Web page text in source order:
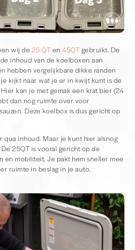
wij de 25 QT en45QT gebruikt. De
inhoud van de koelboxen aan
hebben vergelijkbare dikke randen
kijkt naar wat je er in kwijt kunt is de
kan je met gemak een krat bier (24
dan nog ruimte over voor
Deze koelbox is dus gericht op
qua inhoud. Maar je kunt hier alsnog
25QT is vooral gericht op de
en mobiliteit. Je pakt hem sneller mee
ruimte in beslag in je auto.